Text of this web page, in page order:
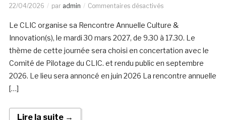
22/04/2026 par admin Commentaires désactivés
Le CLIC organise sa Rencontre Annuelle Culture &
Innovation(s), le mardi 30 mars 2027, de 9.30 à 17.30. Le
thème de cette journée sera choisi en concertation avec le
Comité de Pilotage du CLIC. et rendu public en septembre
2026. Le lieu sera annoncé en juin 2026 La rencontre annuelle
[…]
Lire la suite →